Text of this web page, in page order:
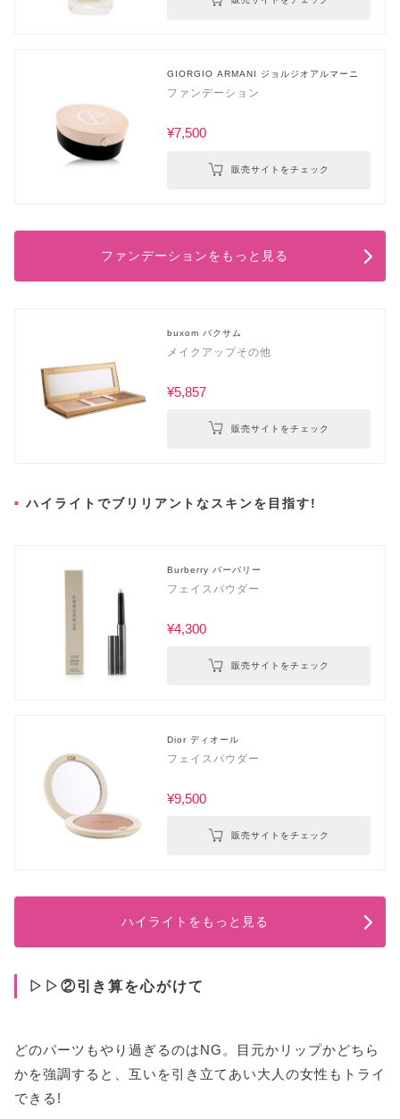
GIORGIO ARMANI ジョルジオアルマーニ
ファンデーション
¥7,500
販売サイトをチェック
ファンデーションをもっと見る
buxom バクサム
メイクアップその他
¥5,857
販売サイトをチェック
ハイライトでブリリアントなスキンを目指す!
Burberry バーバリー
フェイスパウダー
¥4,300
販売サイトをチェック
Dior ディオール
フェイスパウダー
¥9,500
販売サイトをチェック
ハイライトをもっと見る
▷▷②引き算を心がけて
どのパーツもやり過ぎるのはNG。目元かリップかどちら
かを強調すると、互いを引き立てあい大人の女性もトライ
できる!